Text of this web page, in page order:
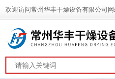
欢迎访问常州华丰干燥设备有限公司网